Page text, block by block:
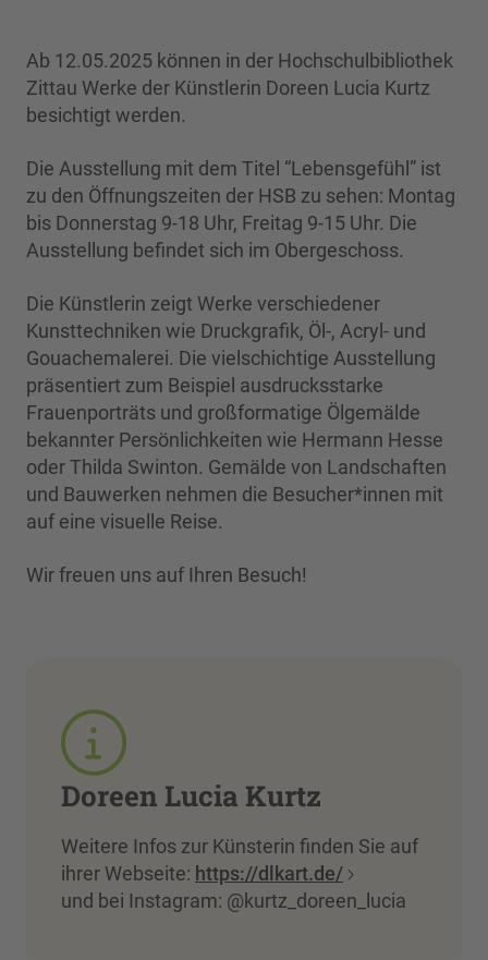
Ab 12.05.2025 können in der Hochschulbibliothek
Zittau Werke der Künstlerin Doreen Lucia Kurtz
besichtigt werden.
Die Ausstellung mit dem Titel “Lebensgefühl” ist
zu den Öffnungszeiten der HSB zu sehen: Montag
bis Donnerstag 9-18 Uhr, Freitag 9-15 Uhr. Die
Ausstellung befindet sich im Obergeschoss.
Die Künstlerin zeigt Werke verschiedener
Kunsttechniken wie Druckgrafik, Öl-, Acryl- und
Gouachemalerei. Die vielschichtige Ausstellung
präsentiert zum Beispiel ausdrucksstarke
Frauenporträts und großformatige Ölgemälde
bekannter Persönlichkeiten wie Hermann Hesse
oder Thilda Swinton. Gemälde von Landschaften
und Bauwerken nehmen die Besucher*innen mit
auf eine visuelle Reise.
Wir freuen uns auf Ihren Besuch!
Doreen Lucia Kurtz
Weitere Infos zur Künsterin finden Sie auf
ihrer Webseite: https://dlkart.de/
und bei Instagram: @kurtz_doreen_lucia